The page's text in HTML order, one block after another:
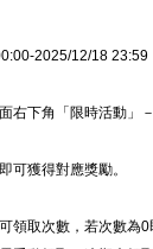
2025/12/18 23:59
右下角「限時活動」
可獲得對應獎勵。
領取次數，若次數為0